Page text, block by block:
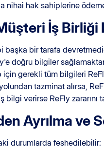
nihai hak sahiplerine
İş Birliği
başka bir tarafa
doğru bilgiler
gerekli tüm bilgileri
tazminat alırsa,
bilgi verirse ReFly zararını
Ayrılma ve
durumlarda feshedilebilir: